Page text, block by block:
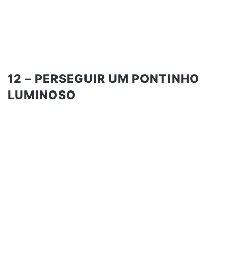
12 – PERSEGUIR UM PONTINHO
LUMINOSO